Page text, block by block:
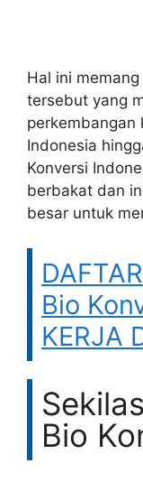
Hal ini
tersebut yang
perkembangan
Indonesia
Konversi
berbakat dan
besar untuk
Bio
KERJA
Bio